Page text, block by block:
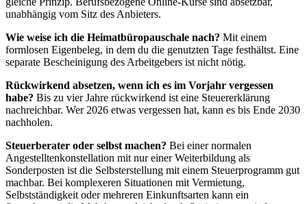
unabhängig vom Sitz des Anbieters.
Wie weise ich die Heimatbüropauschale nach? Mit einem
formlosen Eigenbeleg, in dem du die genutzten Tage festhältst. Eine
separate Bescheinigung des Arbeitgebers ist nicht nötig.
Rückwirkend absetzen, wenn ich es im Vorjahr vergessen
habe? Bis zu vier Jahre rückwirkend ist eine Steuererklärung
nachreichbar. Wer 2026 etwas vergessen hat, kann es bis Ende 2030
nachholen.
Steuerberater oder selbst machen? Bei einer normalen
Angestelltenkonstellation mit nur einer Weiterbildung als
Sonderposten ist die Selbsterstellung mit einem Steuerprogramm gut
machbar. Bei komplexeren Situationen mit Vermietung,
Selbstständigkeit oder mehreren Einkunftsarten kann ein